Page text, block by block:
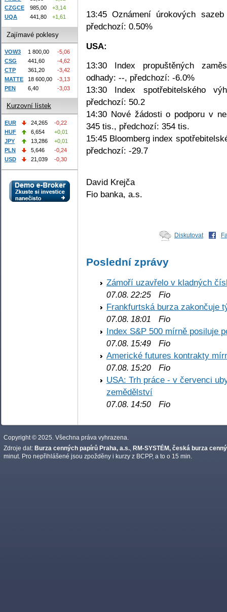
13:45 Oznámení úrokových
předchozí: 0.50%
USA:
13:30 Index propuštěných
odhady: --, předchozí: -6.0%
13:30 Index spotřebitelského
předchozí: 50.2
14:30 Nové žádosti o podporu v
345 tis., předchozí: 354 tis.
15:45 Bloomberg index
předchozí: -29.7
David Krejča
Fio banka, a.s.
Diskutovat
Poslední zprávy
Zámoří uzavřelo v kladných
07.08. 22:25 Fio
Frankfurtská burza zakončuje
07.08. 18:01
Fio
Index S&P 500 mírně posiluje
07.08. 15:49 Fio
Americké futures kontrakty
07.08. 15:20 Fio
USA: Trh práce - v červenci
zemědělství
07.08. 14:50 Fio
CZGCE
985,00
+3,14
UQA
441,80 +1,61
Zajímavé poklesy
VOW3 1 800,00
-5,06
CSG
441,60
-4,62
CTP
361,20
-3,42
MATTE
18 600,00
-3,13
PEN
6,40 -3,03
Kurzovní lístek
EUR 24,265
-0,22
HUF
6,654
+0,01
JPY
13,286
+0,01
PLN
5,646
-0,24
USD
21,039 -0,30
Copyright © 2025. Všechna práva vyhrazena.
Zdroje dat: Burza cenných papírů Praha, a.s., RM-SYSTÉM, česká burza
minut. Pro nepřihlášené jsou zpožděny i kurzy z BCPP, a to o 15 min.